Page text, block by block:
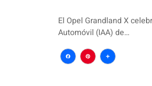
El Opel Grandland X
Automóvil (IAA) de…
Facebook
Pinterest